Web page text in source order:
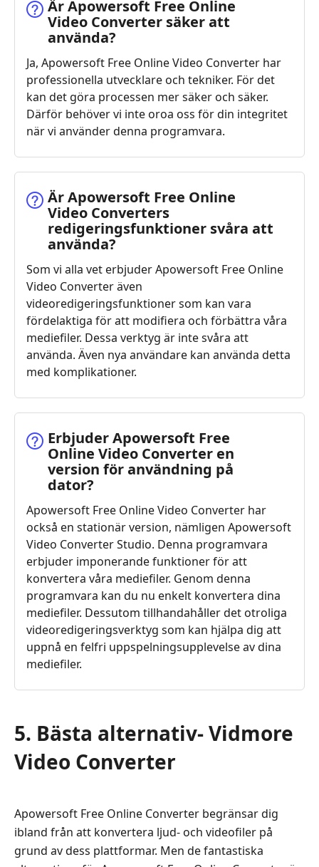
Är Apowersoft Free Online
Video Converter säker att
använda?
Ja, Apowersoft Free Online Video Converter har
professionella utvecklare och tekniker. För det
kan det göra processen mer säker och säker.
Därför behöver vi inte oroa oss för din integritet
när vi använder denna programvara.
Är Apowersoft Free Online
Video Converters
redigeringsfunktioner svåra att
använda?
Som vi alla vet erbjuder Apowersoft Free Online
Video Converter även
videoredigeringsfunktioner som kan vara
fördelaktiga för att modifiera och förbättra våra
mediefiler. Dessa verktyg är inte svåra att
använda. Även nya användare kan använda detta
med komplikationer.
Erbjuder Apowersoft Free
Online Video Converter en
version för användning på
dator?
Apowersoft Free Online Video Converter har
också en stationär version, nämligen Apowersoft
Video Converter Studio. Denna programvara
erbjuder imponerande funktioner för att
konvertera våra mediefiler. Genom denna
programvara kan du nu enkelt konvertera dina
mediefiler. Dessutom tillhandahåller det otroliga
videoredigeringsverktyg som kan hjälpa dig att
uppnå en felfri uppspelningsupplevelse av dina
mediefiler.
5. Bästa alternativ- Vidmore
Video Converter
Apowersoft Free Online Converter begränsar dig
ibland från att konvertera ljud- och videofiler på
grund av dess plattformar. Men de fantastiska